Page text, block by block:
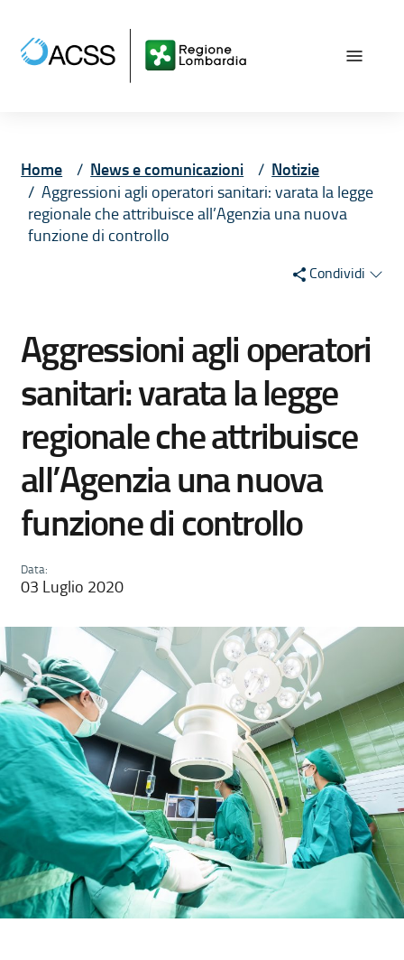
Home News e comunicazioni Notizie
Aggressioni agli operatori sanitari: varata la legge
regionale che attribuisce all’Agenzia una nuova
funzione di controllo
Condividi
Aggressioni agli operatori
sanitari: varata la legge
regionale che attribuisce
all’Agenzia una nuova
funzione di controllo
Data:
03 Luglio 2020